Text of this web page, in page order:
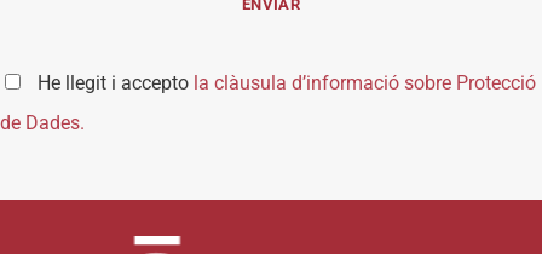
He llegit i accepto la clàusula d’informació sobre Protecció
de Dades.